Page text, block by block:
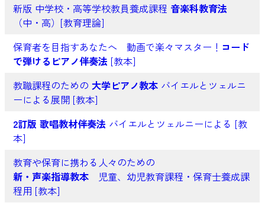
新版 中学校・高等学校教員養成課程 音楽科教育法
（中・高）[教育理論]
保育者を目指すあなたへ 動画で楽々マスター！ コード
で弾けるピアノ伴奏法 [教本]
教職課程のための 大学ピアノ教本バイエルとツェルニ
ーによる展開 [教本]
2訂版 歌唱教材伴奏法 バイエルとツェルニーによる [教
本]
教育や保育に携わる人々のための
新・声楽指導教本児童、幼児教育課程・保育士養成課
程用 [教本]